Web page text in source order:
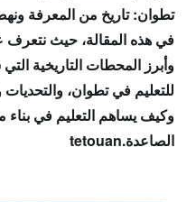
تطوان: تاريخ من المعرفة
في هذه المقالة، حيث نتعرف
وأبرز المحطات التاريخية
للتعليم في تطوان، والتحديات
وكيف يساهم التعليم في بناء
الصاعدة.tetouan